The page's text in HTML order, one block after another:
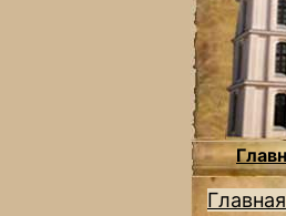
Главная